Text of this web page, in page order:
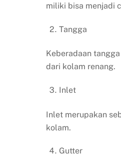
miliki bisa menjadi
Tangga
Keberadaan
dari kolam renang.
Inlet
Inlet merupakan
kolam.
Gutter